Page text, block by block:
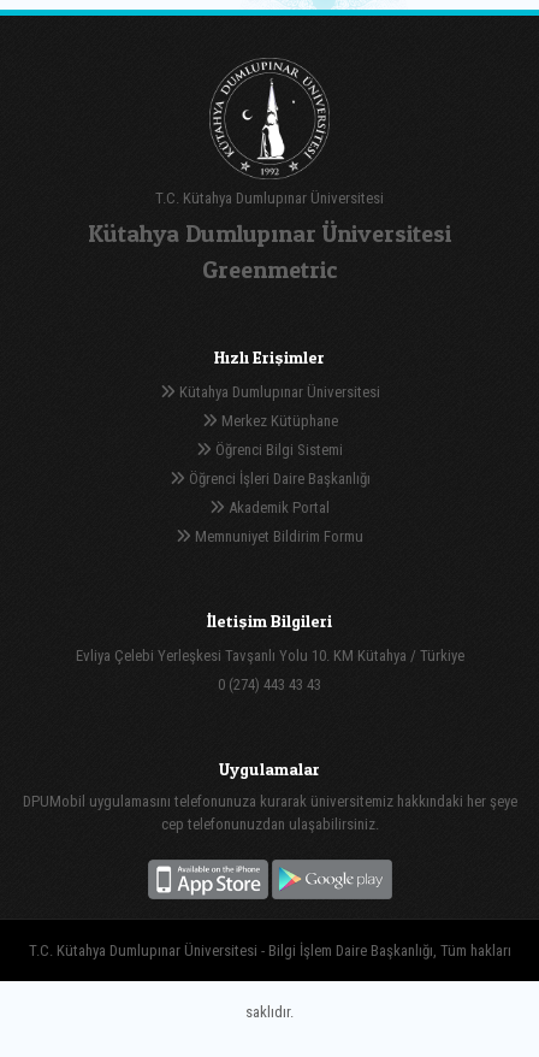
T.C. Kütahya Dumlupınar Üniversitesi
Kütahya Dumlupınar Üniversitesi
Greenmetric
Hızlı Erişimler
Kütahya Dumlupınar Üniversitesi
Merkez Kütüphane
Öğrenci Bilgi Sistemi
Öğrenci İşleri Daire Başkanlığı
Akademik Portal
Memnuniyet Bildirim Formu
İletişim Bilgileri
Evliya Çelebi Yerleşkesi Tavşanlı Yolu 10. KM Kütahya / Türkiye
0 (274) 443 43 43
Uygulamalar
DPUMobil uygulamasını telefonunuza kurarak üniversitemiz hakkındaki her şeye
cep telefonunuzdan ulaşabilirsiniz.
T.C. Kütahya Dumlupınar Üniversitesi - Bilgi İşlem Daire Başkanlığı, Tüm hakları
saklıdır.